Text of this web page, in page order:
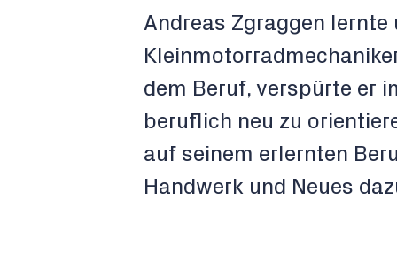
Andreas Zgraggen
dem Beruf, verspürte er
beruflich neu zu
auf seinem erlernten
Handwerk und Neues